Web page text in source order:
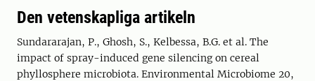
Den vetenskapliga artikeln
Sundararajan, P., Ghosh, S., Kelbessa, B.G. et al. The
impact of spray-induced gene silencing on cereal
phyllosphere microbiota. Environmental Microbiome 20,